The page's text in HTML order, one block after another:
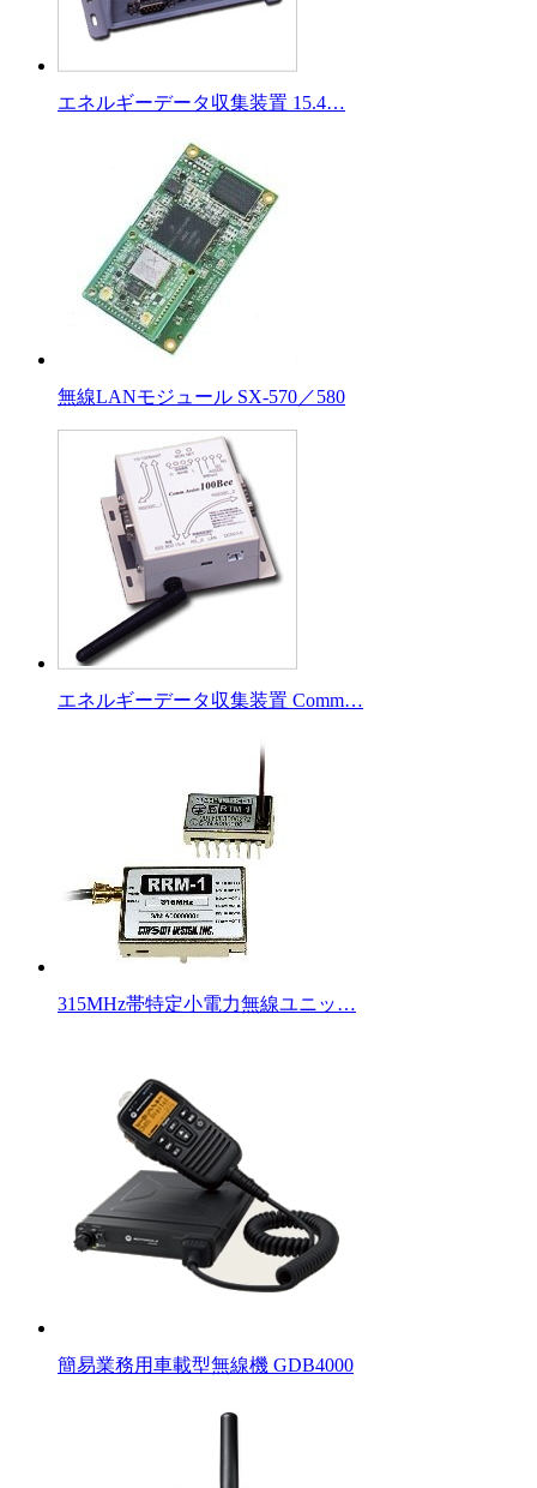
エネルギーデータ収集装置 15.4…
無線LANモジュール SX-570／580
エネルギーデータ収集装置 Comm…
315MHz帯特定小電力無線ユニッ…
簡易業務用車載型無線機 GDB4000